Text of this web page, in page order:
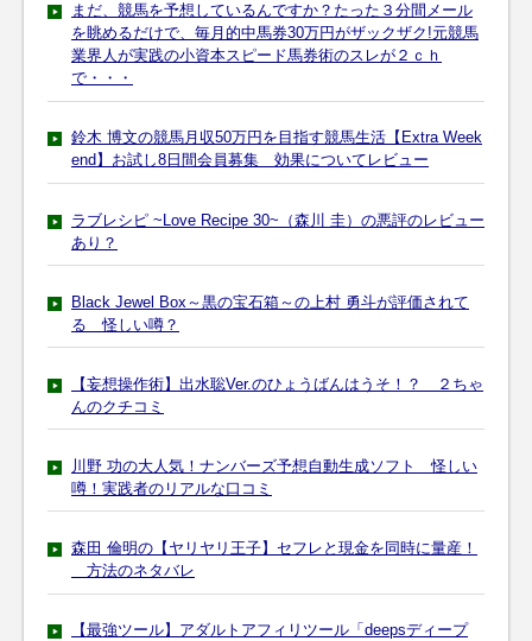
まだ、競馬を予想しているんですか？たった３分間メール
を眺めるだけで、毎月的中馬券30万円がザックザク!元競馬
業界人が実践の小資本スピード馬券術のスレが２ｃｈ
で・・・
鈴木 博文の競馬月収50万円を目指す競馬生活【Extra Week
end】お試し8日間会員募集 効果についてレビュー
ラブレシピ ~Love Recipe 30~（森川 圭）の悪評のレビュー
あり？
Black Jewel Box～黒の宝石箱～の上村 勇斗が評価されて
る 怪しい噂？
【妄想操作術】出水聡Ver.のひょうばんはうそ！？ ２ちゃ
んのクチコミ
川野 功の大人気！ナンバーズ予想自動生成ソフト 怪しい
噂！実践者のリアルな口コミ
森田 倫明の【ヤリヤリ王子】セフレと現金を同時に量産！
方法のネタバレ
【最強ツール】アダルトアフィリツール「deepsディープ